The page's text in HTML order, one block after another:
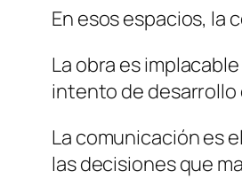
En esos espacios, la
La obra es
intento de desarrollo
La comunicación es
las decisiones que